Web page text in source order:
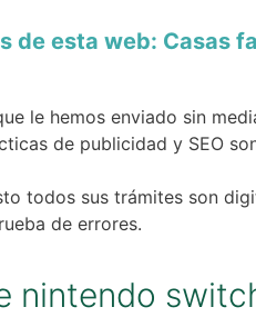
de esta web: Casas
le hemos enviado sin
de publicidad y SEO
todos sus trámites son
de errores.
nintendo